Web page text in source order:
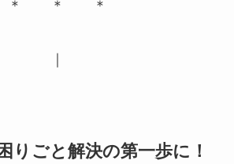
＊ ＊ ＊
｜
りごと解決の第一歩に！